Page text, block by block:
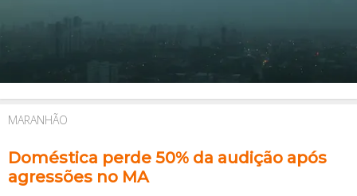
MARANHÃO
Doméstica perde 50% da audição após
agressões no MA